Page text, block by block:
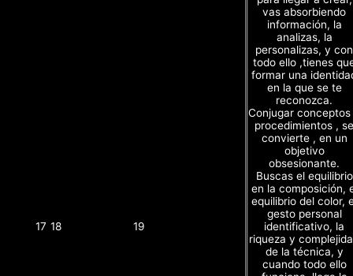
17 18 19
vas absorbiendo
información, la
analizas, la
personalizas, y con
todo ello ,tienes
formar una
en la que se te
reconozca.
Conjugar
procedimientos , se
convierte , en un
objetivo
obsesionante.
Buscas el equilibrio
en la composición,
equilibrio del color,
gesto personal
identificativo, la
riqueza y
de la técnica, y
cuando todo ello